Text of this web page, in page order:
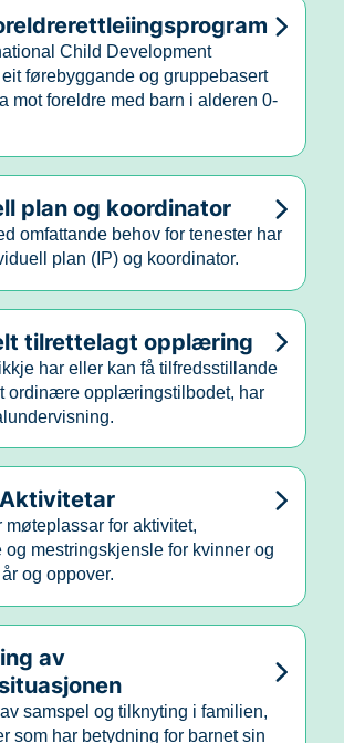
Child Development
eit førebyggande og gruppebasert
mot foreldre med barn i alderen 0-
plan og koordinator
omfattande behov for tenester har
plan (IP) og koordinator.
tilrettelagt opplæring
har eller kan få tilfredsstillande
ordinære opplæringstilbodet, har
møteplassar for aktivitet,
og mestringskjensle for kvinner og
og oppover.
av
samspel og tilknyting i familien,
som har betydning for barnet sin